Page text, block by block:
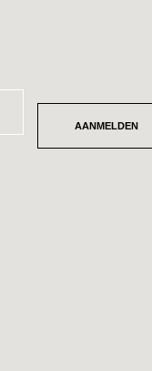
AANMELDEN